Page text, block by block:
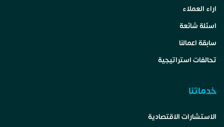
اراء العملاء
اسئلة شائعة
سابقة اعمالنا
تحالفات استراتيجية
خدماتنا
الاستشارات الاقتصادية